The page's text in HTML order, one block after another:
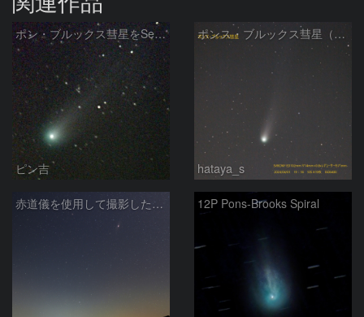
ポン・ブルックス彗星をSeeStar S50で撮影画像を再処理
ピン吉
ポンス・ブルックス彗星（12P/Pons-Brooks）2024/04/01
hataya_s
赤道儀を使用して撮影した画像のSequatorによるコンポジット結果 12P Pons-Brooks Spiral